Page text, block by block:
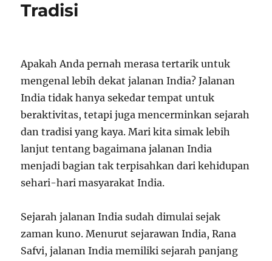
Tradisi
Apakah Anda pernah merasa tertarik untuk
mengenal lebih dekat jalanan India? Jalanan
India tidak hanya sekedar tempat untuk
beraktivitas, tetapi juga mencerminkan sejarah
dan tradisi yang kaya. Mari kita simak lebih
lanjut tentang bagaimana jalanan India
menjadi bagian tak terpisahkan dari kehidupan
sehari-hari masyarakat India.
Sejarah jalanan India sudah dimulai sejak
zaman kuno. Menurut sejarawan India, Rana
Safvi, jalanan India memiliki sejarah panjang